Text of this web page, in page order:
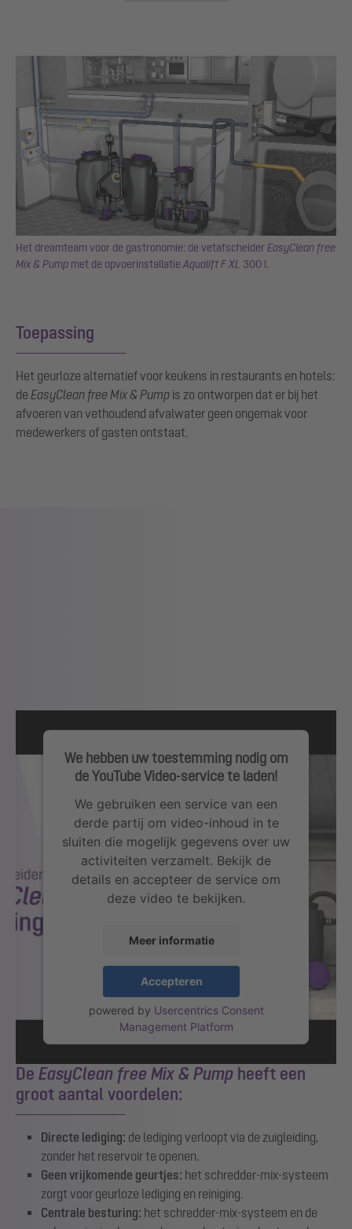
Het dreamteam voor de gastronomie: de vetafscheiderEasyClean free
Mix & Pump met de opvoerinstallatieAqualift F XL 300 l.
Toepassing
Het geurloze alternatief voor keukens in restaurants en hotels:
de EasyClean free Mix & Pump is zo ontworpen dat er bij het
afvoeren van vethoudend afvalwater geen ongemak voor
medewerkers of gasten ontstaat.
We hebben uw toestemming nodig om
de YouTube Video-service te laden!
We gebruiken een service van een
derde partij om video-inhoud in te
sluiten die mogelijk gegevens over uw
activiteiten verzamelt. Bekijk de
details en accepteer de service om
deze video te bekijken.
Meer informatie
Accepteren
powered by Usercentrics Consent
Management Platform
De EasyClean free Mix & Pump heeft een
groot aantal voordelen:
Directe lediging: de lediging verloopt via de zuigleiding,
zonder het reservoir te openen.
Geen vrijkomende geurtjes: het schredder-mix-systeem
zorgt voor geurloze lediging en reiniging.
Centrale besturing: het schredder-mix-systeem en de